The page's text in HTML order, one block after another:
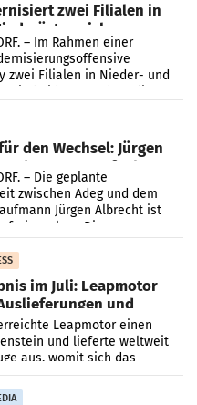
zwei Filialen in
– Im Rahmen einer
zwei Filialen in Nieder- und
den Wechsel: Jürgen
ab 1.1.2027 auf Adeg
– Die geplante
zwischen Adeg und dem
Jürgen Albrecht ist
Die
und der
im Juli: Leapmotor
und
die 100.000er-Marke
Leapmotor einen
und lieferte weltweit
aus, womit sich das
Juli 2025 mehr als